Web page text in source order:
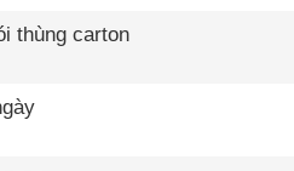
thùng carton